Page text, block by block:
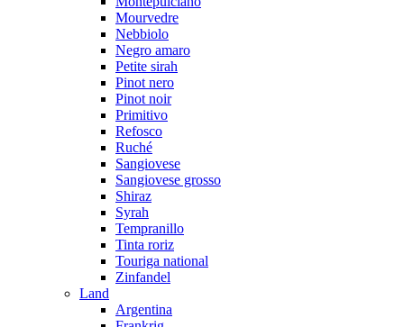
Mourvedre
Nebbiolo
Negro amaro
Petite sirah
Pinot nero
Pinot noir
Primitivo
Refosco
Ruché
Sangiovese
Sangiovese grosso
Shiraz
Syrah
Tempranillo
Tinta roriz
Touriga national
Zinfandel
Land
Argentina